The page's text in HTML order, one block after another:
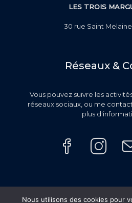
LES TROIS
30 rue Saint
Réseaux &
Vous pouvez suivre les
réseaux sociaux, ou me
plus
Nous utilisons des cookies pour